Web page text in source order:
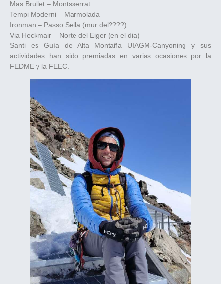
Mas Brullet – Montsserrat
Tempi Moderni – Marmolada
Ironman – Passo Sella (mur del????)
Via Heckmair – Norte del Eiger (en el dia)
Santi es Guía de Alta Montaña UIAGM-Canyoning y sus
actividades han sido premiadas en varias ocasiones por la
FEDME y la FEEC.